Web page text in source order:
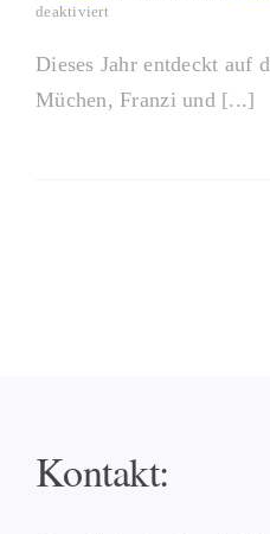
deaktiviertfür
auf
Kocherlball
Dieses Jahr entdeckt auf
Müchen, Franzi und [...]
Kontakt: